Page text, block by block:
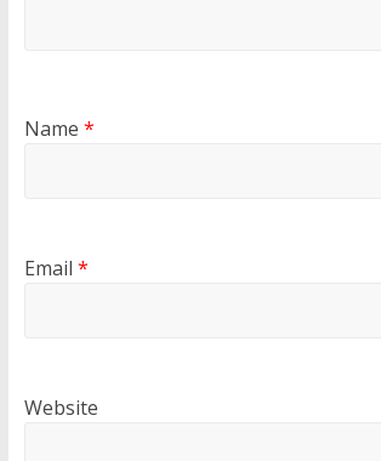
Name *
Email *
Website